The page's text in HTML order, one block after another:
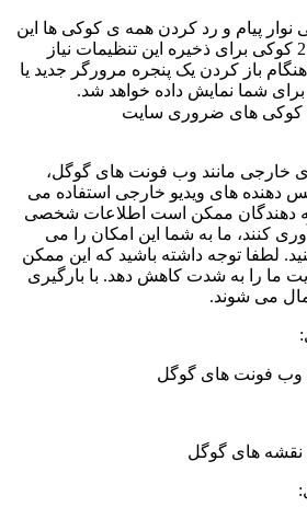
نوار پیام و رد کردن همه ی کوکی ها این
گزینه را فعال کنید. ما به 2 کوکی برای ذخیره این تنظیمات نیاز
باز کردن یک پنجره مرورگر جدید یا
برای شما نمایش داده خواهد شد.
کوکی های ضروری سایت
خارجی مانند وب فونت های گوگل،
های ویدیو خارجی استفاده می
دهندگان ممکن است اطلاعات شخصی
کنند، ما به شما این امکان را می
لطفا توجه داشته باشید که این ممکن
ما را به شدت کاهش دهد. با بارگیری
می شوند.
وب فونت های گوگل
نقشه های گوگل